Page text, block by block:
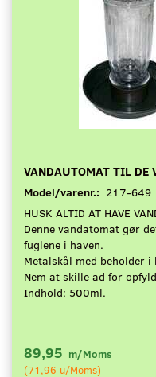
VANDAUTOMAT TIL DE
Model/varenr.: 217-649
HUSK ALTID AT HAVE
Denne vandatomat gør
fuglene i haven.
Metalskål med beholder
Nem at skille ad for
Indhold: 500ml.
89,95 m/Moms
(71,96 u/Moms)